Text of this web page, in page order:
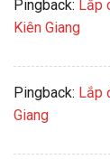
Pingback: Lắp
Kiên Giang
Pingback: Lắp
Giang